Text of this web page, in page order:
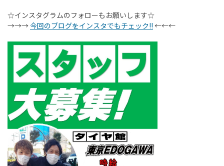
☆インスタグラムのフォローもお願いします☆
→→→今回のブログをインスタでもチェック!! ←←←